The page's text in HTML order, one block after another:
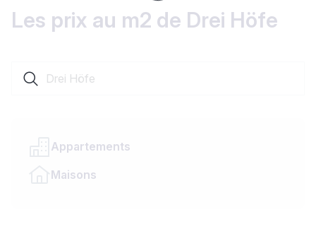
Les prix au m2 de Drei Höfe
Appartements
Maisons